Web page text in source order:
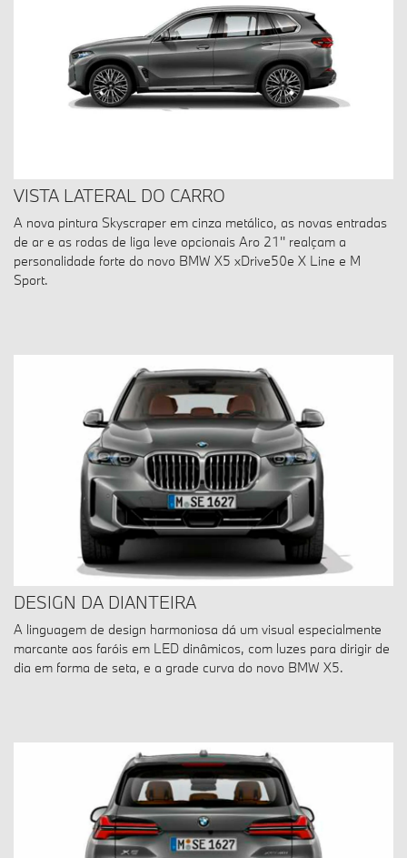
VISTA LATERAL DO CARRO
A nova pintura Skyscraper em cinza metálico, as novas entradas
de ar e as rodas de liga leve opcionais Aro 21'' realçam a
personalidade forte do novo BMW X5 xDrive50e X Line e M
Sport.
DESIGN DA DIANTEIRA
A linguagem de design harmoniosa dá um visual especialmente
marcante aos faróis em LED dinâmicos, com luzes para dirigir de
dia em forma de seta, e a grade curva do novo BMW X5.